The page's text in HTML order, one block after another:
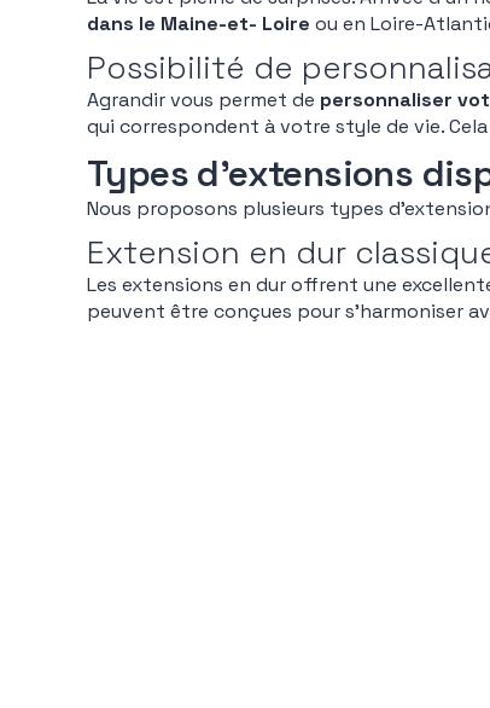
dans le Maine-et- Loire ou en Loire-
Possibilité de
Agrandir vous permet de personnaliser
qui correspondent à votre style de vie.
Types d’extensions
Nous proposons plusieurs types
Extension en dur
Les extensions en dur offrent une
peuvent être conçues pour s’harmoniser